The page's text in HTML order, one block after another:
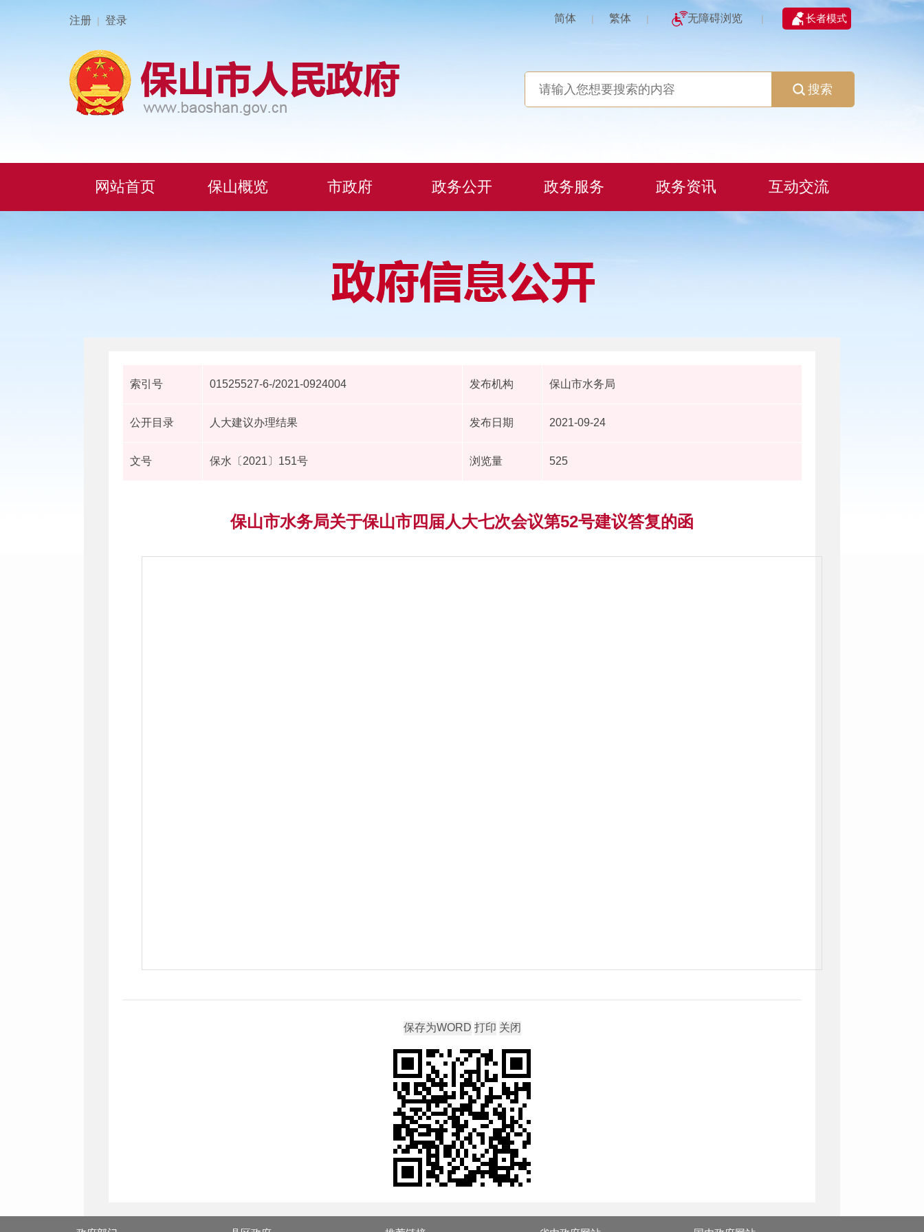
注册 | 登录 简体 | 繁体 | 无障碍浏览 | 长者模式
搜索
网站首页 保山概览 市政府 政务公开 政务服务 政务资讯 互动交流
索引号 01525527-6-/2021-0924004 发布机构 保山市水务局
公开目录 人大建议办理结果 发布日期 2021-09-24
文号 保水〔2021〕151号 浏览量 525
保山市水务局关于保山市四届人大七次会议第52号建议答复的函